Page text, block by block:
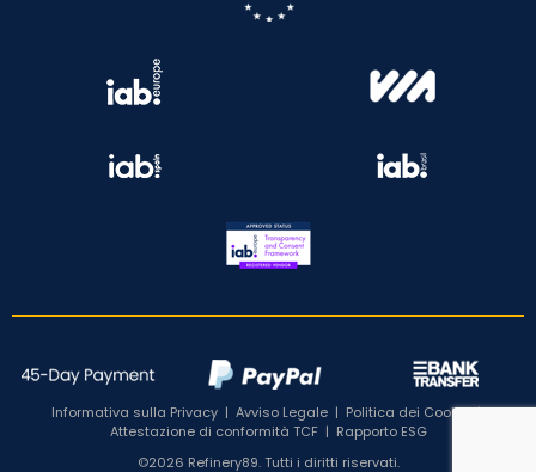
Informativa sulla Privacy | Avviso Legale | Politica dei Cookie|
Attestazione di conformità TCF| Rapporto ESG
©2026 Refinery89. Tutti i diritti riservati.